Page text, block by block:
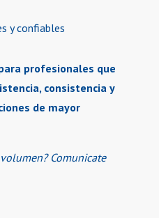
y confiables
profesionales que
consistencia y
de mayor
Comunicate